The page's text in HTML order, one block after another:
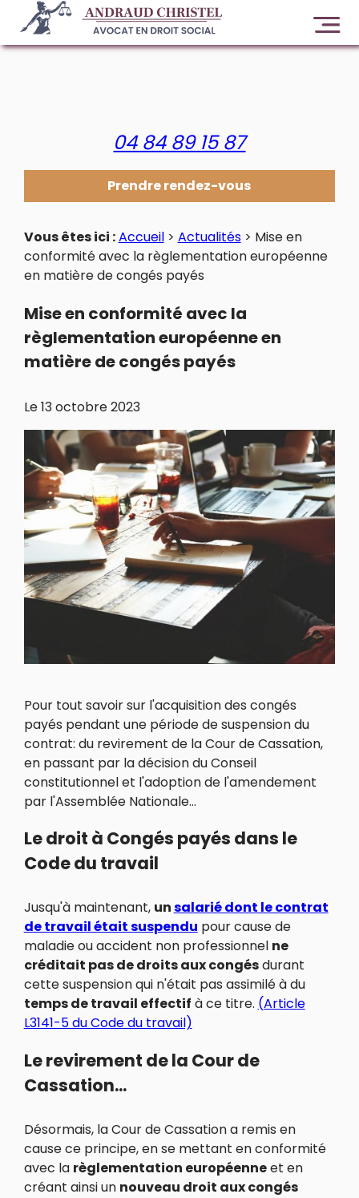
04 84 89 15 87
Prendre rendez-vous
Vous êtes ici :Accueil> Actualités> Mise en
conformité avec la règlementation européenne
en matière de congés payés
Mise en conformité avec la
règlementation européenne en
matière de congés payés
Le13 octobre 2023
Pour tout savoir sur l'acquisition des congés
payés pendant une période de suspension du
contrat: du revirement de la Cour de Cassation,
en passant par la décision du Conseil
constitutionnel et l'adoption de l'amendement
par l'Assemblée Nationale...
Le droit à Congés payés dans le
Code du travail
Jusqu'à maintenant, unsalarié dont le contrat
de travail était suspendu pour cause de
maladie ou accident non professionnel ne
créditait pas de droits aux congésdurant
cette suspension qui n'était pas assimilé à du
temps de travail effectif à ce titre. (Article
L3141-5 du Code du travail)
Le revirement de la Cour de
Cassation...
Désormais, la Cour de Cassation a remis en
cause ce principe, en se mettant en conformité
avec la règlementation européenneet en
créant ainsi un nouveau droit aux congés
Panneau de gestion des cookies